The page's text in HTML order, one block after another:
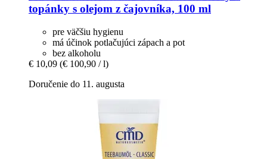
topánky s olejom z čajovníka, 100 ml
pre väčšiu hygienu
má účinok potlačujúci zápach a pot
bez alkoholu
€ 10,09 (€ 100,90 / l)
Doručenie do 11. augusta